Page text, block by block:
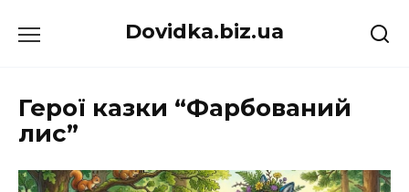
до
Dovidka.biz.ua
Герої казки “Фарбований
лис”